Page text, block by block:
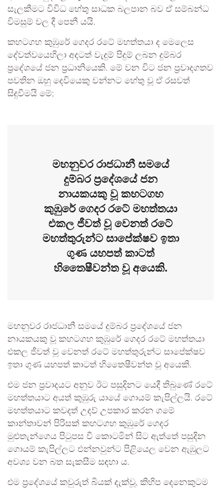
සැලකීමට විවිධ හේතු සාධක බලපාන බව ඒ සම්බන්ධ
විමසුම් වල දී පෙනී යයි.
කහටගහ කුඹුරේ ගෙදර රටේ මහත්තයා ද මෙලෙස
දේවත්වයෙහිලා අදටත් වැදුම් පිදුම් ලබන දුම්බර
ප්‍රදේශයේ ජන ප්‍රධානියෙකි. මේ වන විට ජන ප්‍රවාදගතව
පවතින ඔහු දෙවියෙකු වන්නට හේතු වූ ඒ රසවත්
සිදුවීමයි මේ;
මහනුවර රාජධානී සමයේ
දුම්බර ප්‍රදේශයේ ජන
නායකයකු වූ කහටගහ
කුඹුරේ ගෙදර රටේ මහත්තයා
එකල ජීවත් වූ වෙනත් රටේ
මහත්තුරුන්ට සාපේක්ෂව ඉතා
ගුණ යහපත් කාටත්
හිතෛෂීවන්ත වූ අයෙකි.
මහනුවර රාජධානී සමයේ දුම්බර ප්‍රදේශයේ ජන
නායකයකු වූ කහටගහ කුඹුරේ ගෙදර රටේ මහත්තයා
එකල ජීවත් වූ වෙනත් රටේ මහත්තුරුන්ට සාපේක්ෂව
ඉතා ගුණ යහපත් කාටත් හිතෛෂීවන්ත වූ අයෙකි.
එම ජන ප්‍රවාදයට අනුව ඊට පසුදිනට යෙදී තිබුණේ රටේ
මහත්තයාට අයත් කුඹුරු යායේ ගොයම් කැපිල්ලයි. රටේ
මහත්තයාට කවදත් උදව් උපකාර කරන ගමේ
කාන්තාවන් පිරිසක් කහටගහ කුඹුරේ ගෙදර
මුළුතැන්ගෙය පිටුපස වී කොටමින් සිට ඇත්තේ පසුදින
ගොයම් කැපිල්ලට එන්නවුන්ට පිළියෙල වෙන ඇඹුලට
අවශ්‍ය වන බත සැකසීම සඳහා ය.
එම ප්‍රදේශයේ කවුරුත් බියක් දැක්වූ, කිහිප දෙනෙකුටම